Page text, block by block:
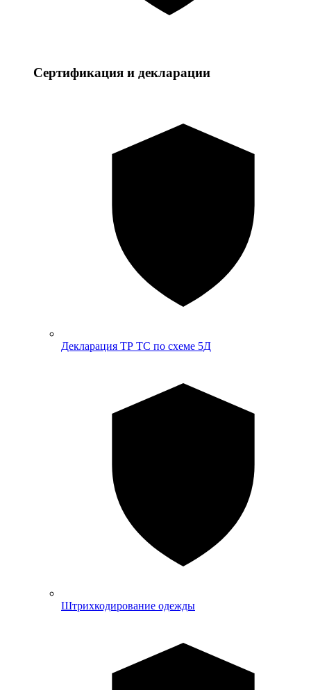
Сертификация и декларации
Декларация ТР ТС по схеме 5Д
Штрихкодирование одежды